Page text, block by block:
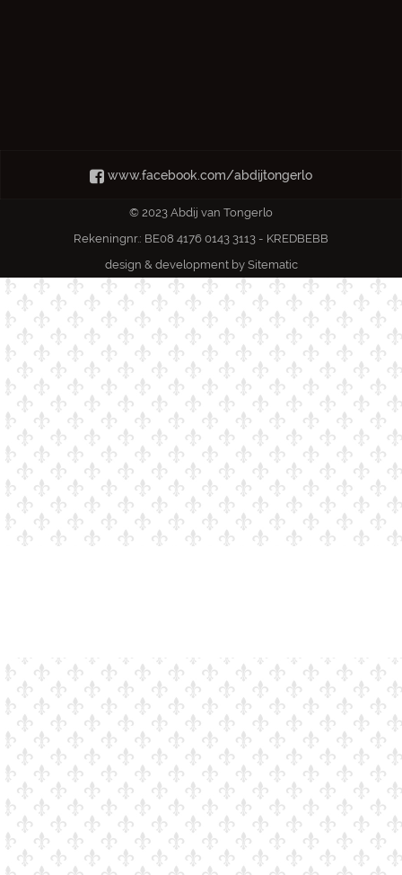
www.facebook.com/abdijtongerlo
© 2023 Abdij van Tongerlo
Rekeningnr.: BE08 4176 0143 3113 - KREDBEBB
design & development by Sitematic